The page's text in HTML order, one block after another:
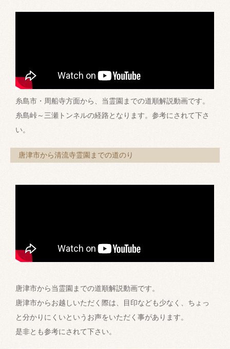
糸島市・周船寺方面から、当霊園までの道順解説動画です。
糸島峠～三瀬トンネルの経路となります。参考にされて下さ
い。
唐津市から清流寺霊園までの道のり
唐津市から当霊園までの道順解説動画です。
唐津市からお越しいただく際は、目印なども少なく、ちょっ
と分かりにくいというお声をいただく事があります。
是非とも参考にされて下さい。